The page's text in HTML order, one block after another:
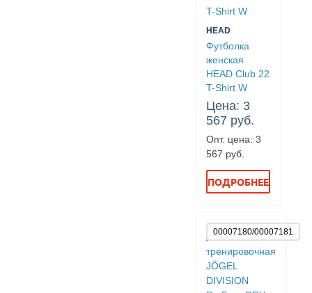
HEAD
Футболка
женская
HEAD Club 22
T-Shirt W
Цена: 3
567 руб.
Опт. цена: 3
567 руб.
ПОДРОБНЕЕ
00007180/00007181